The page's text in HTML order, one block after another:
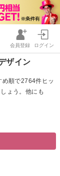
会員登録 ログイン
ザイン
め順で2764件ヒッ
ょう。他にも